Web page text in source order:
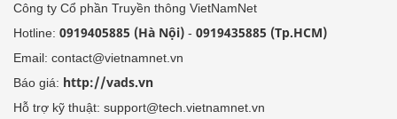
Công ty Cổ phần Truyền thông VietNamNet
Hotline: 0919405885 (Hà Nội) - 0919435885 (Tp.HCM)
Email: contact@vietnamnet.vn
Báo giá: http://vads.vn
Hỗ trợ kỹ thuật: support@tech.vietnamnet.vn